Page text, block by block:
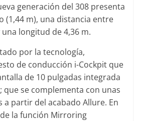
generación del 308 presenta
(1,44 m), una distancia entre
una longitud de 4,36 m.
por la tecnología,
de conducción i-Cockpit que
de 10 pulgadas integrada
que se complementa con unas
a partir del acabado Allure. En
la función Mirroring